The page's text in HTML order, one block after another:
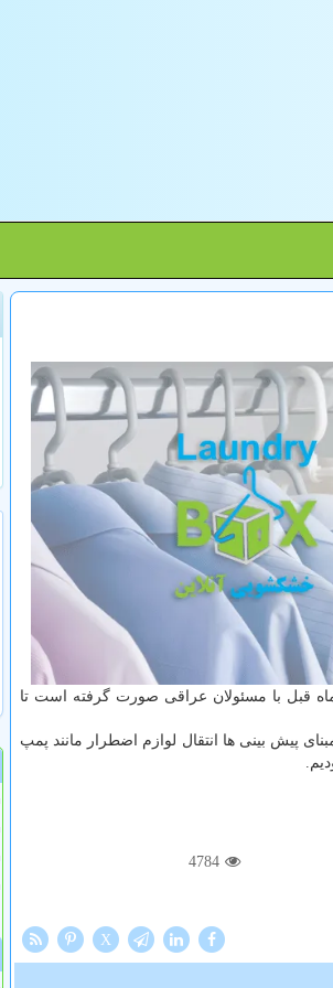
قبل با مسئولان عراقی صورت گرفته است تا
پیش بینی ها انتقال لوازم اضطرار مانند پمپ
4784
X